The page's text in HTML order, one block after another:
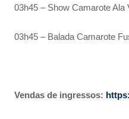
03h45 – Show Camarote Ala
03h45 – Balada Camarote
Vendas de ingressos: